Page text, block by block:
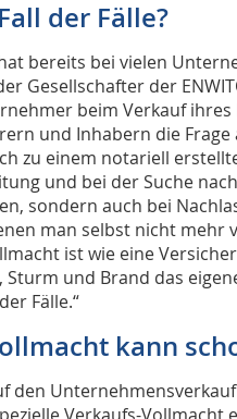
der Fälle?
bereits bei vielen
Gesellschafter der
beim Verkauf
und Inhabern die Frage
zu einem notariell
und bei der Suche
sondern auch bei
man selbst nicht mehr
ist wie eine
Sturm und Brand das
Fälle.“
kann
den